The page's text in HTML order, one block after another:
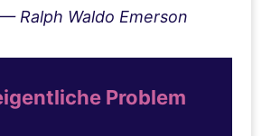
Ralph Waldo Emerson
Problem